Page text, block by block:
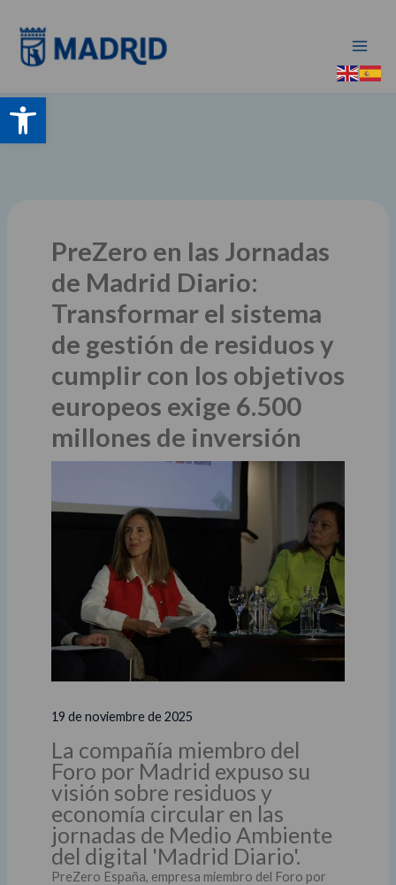
Abrir barra de herramientas
contenido
PreZero en las Jornadas
de Madrid Diario:
Transformar el sistema
de gestión de residuos y
cumplir con los objetivos
europeos exige 6.500
millones de inversión
19 de noviembre de 2025
La compañía miembro del
Foro por Madrid expuso su
visión sobre residuos y
economía circular en las
jornadas de Medio Ambiente
del digital 'Madrid Diario'.
PreZero España, empresa miembro del Foro por